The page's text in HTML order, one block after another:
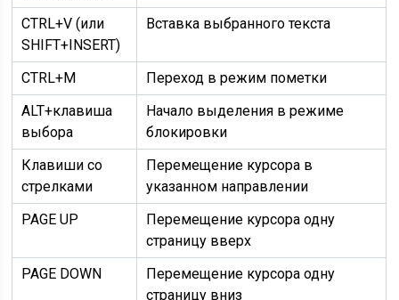
CTRL+V (или
SHIFT+INSERT)
Вставка выбранного текста
CTRL+M
Переход в режим пометки
ALT+клавиша
выбора
Начало выделения в режиме
блокировки
Клавиши со
стрелками
Перемещение курсора в
указанном направлении
PAGE UP
Перемещение курсора одну
страницу вверх
PAGE DOWN
Перемещение курсора одну
страницу вниз